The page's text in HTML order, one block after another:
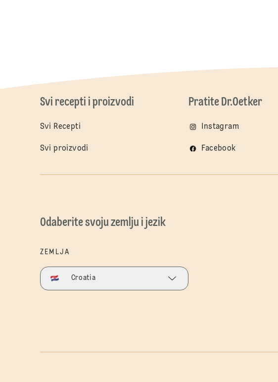
Svi recepti i proizvodi Pratite Dr.Oetker
Svi Recepti
Svi proizvodi
Instagram
Facebook
Odaberite svoju zemlju i jezik
ZEMLJA
Croatia